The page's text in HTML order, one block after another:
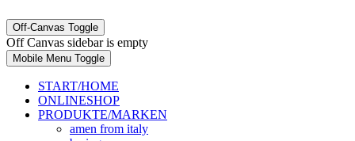
Off-Canvas Toggle
Off Canvas sidebar is empty
Mobile Menu Toggle
START/HOME
ONLINESHOP
PRODUKTE/MARKEN
amen from italy